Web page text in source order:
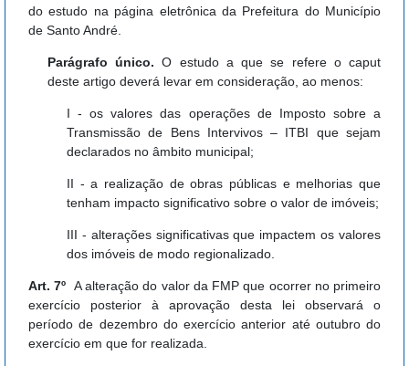
do estudo na página eletrônica da Prefeitura do Município
de Santo André.
Parágrafo único. O estudo a que se refere o caput
deste artigo deverá levar em consideração, ao menos:
I - os valores das operações de Imposto sobre a
Transmissão de Bens Intervivos – ITBI que sejam
declarados no âmbito municipal;
II - a realização de obras públicas e melhorias que
tenham impacto significativo sobre o valor de imóveis;
III - alterações significativas que impactem os valores
dos imóveis de modo regionalizado.
Art. 7º A alteração do valor da FMP que ocorrer no primeiro
exercício posterior à aprovação desta lei observará o
período de dezembro do exercício anterior até outubro do
exercício em que for realizada.